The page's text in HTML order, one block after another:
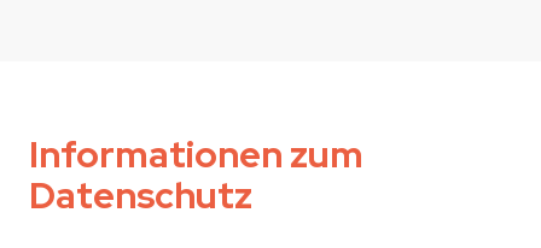
Informationen zum
Datenschutz